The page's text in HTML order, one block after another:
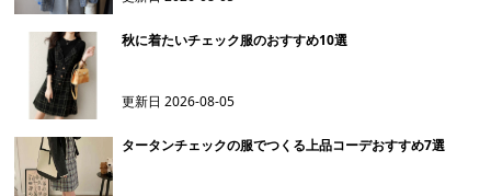
秋に着たいチェック服のおすすめ10選
更新日2026-08-05
タータンチェックの服でつくる上品コーデおすすめ7選